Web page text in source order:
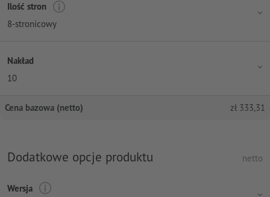
Ilość stron
8-stronicowy
Nakład
10
Cena bazowa (netto) zł 333,31
Dodatkowe opcje produktu netto
Wersja